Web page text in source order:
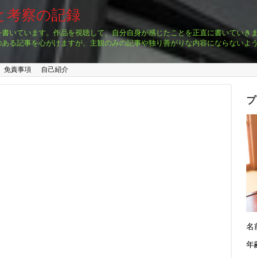
考察の記録
いています。作品を視聴して、自分自身が感じたことを正直に書いていき
る記事を心がけますが、主観のみの記事や独り善がりな内容にならないよ
免責事項 自己紹介
名
年